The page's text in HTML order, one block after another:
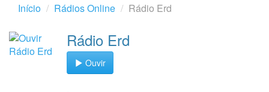
Início Rádios Online Rádio Erd
Rádio Erd
Ouvir